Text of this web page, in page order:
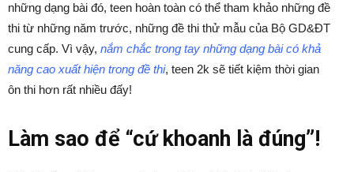
những dạng bài đó, teen hoàn toàn có thể tham khảo những đề
thi từ những năm trước, những đề thi thử mẫu của Bộ GD&ĐT
cung cấp. Vì vậy, nắm chắc trong tay những dạng bài có khả
năng cao xuất hiện trong đề thi, teen 2k sẽ tiết kiệm thời gian
ôn thi hơn rất nhiều đấy!
Làm sao để “cứ khoanh là đúng”!